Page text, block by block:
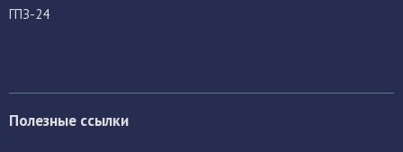
ГПЗ-24
Полезные ссылки